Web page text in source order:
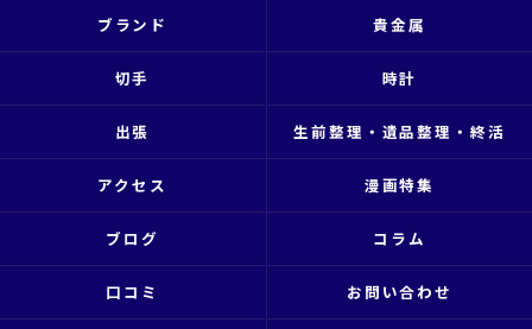
ブランド 貴金属
切手 時計
出張 生前整理・遺品整理・終活
アクセス 漫画特集
ブログ コラム
口コミ お問い合わせ